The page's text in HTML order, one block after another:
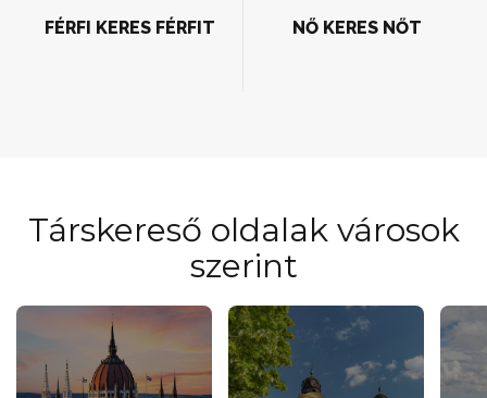
FÉRFI KERES FÉRFIT NŐ KERES NŐT
Társkereső oldalak városok
szerint